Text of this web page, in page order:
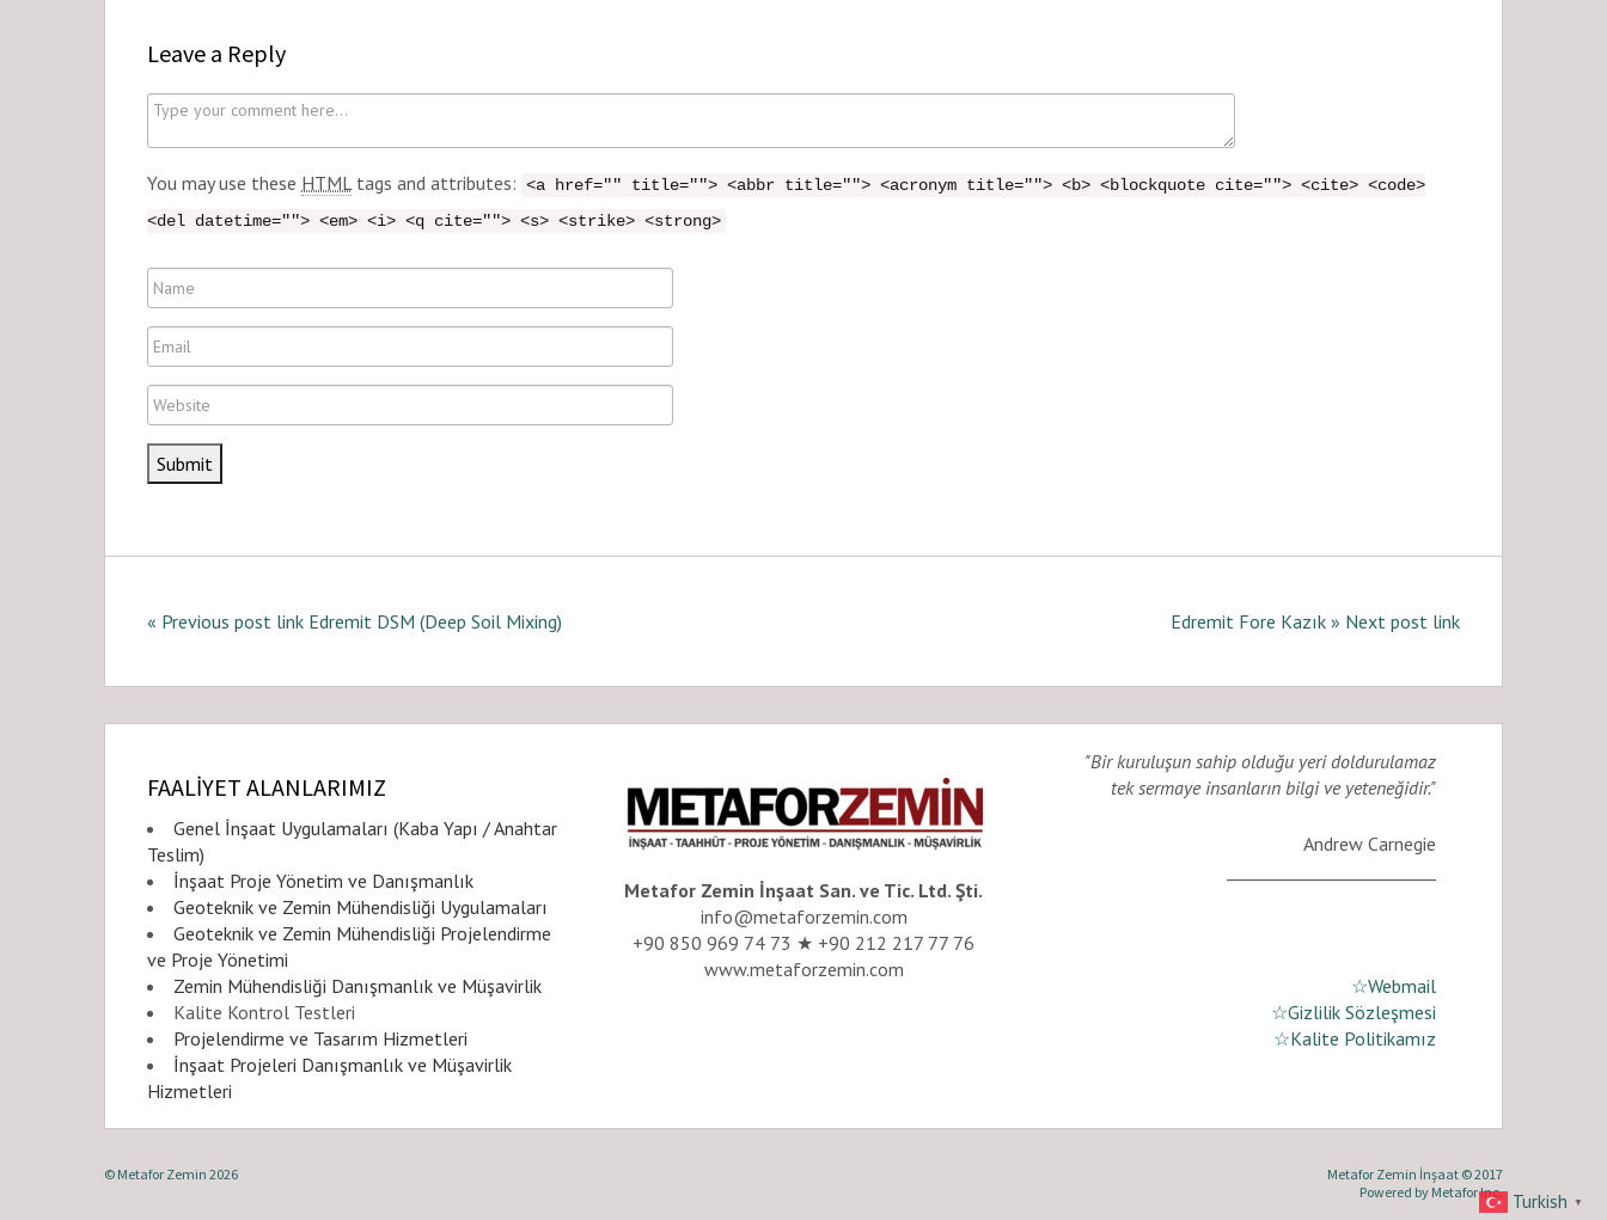
Leave a Reply
You may use these HTMLtags and attributes: <a href="" title=""> <abbr title=""> <acronym title=""> <b> <blockquote cite=""> <cite> <code>
<del datetime=""> <em> <i> <q cite=""> <s> <strike> <strong>
« Previous post link Edremit DSM (Deep Soil Mixing)
Edremit Fore Kazık » Next post link
FAALİYET ALANLARIMIZ
Genel İnşaat Uygulamaları (Kaba Yapı / Anahtar
Teslim)
İnşaat Proje Yönetim ve Danışmanlık
Geoteknik ve Zemin Mühendisliği Uygulamaları
Geoteknik ve Zemin Mühendisliği Projelendirme
ve Proje Yönetimi
Zemin Mühendisliği Danışmanlık ve Müşavirlik
Kalite Kontrol Testleri
Projelendirme ve Tasarım Hizmetleri
İnşaat Projeleri Danışmanlık ve Müşavirlik
Hizmetleri
Metafor Zemin İnşaat San. ve Tic. Ltd. Şti.
info@metaforzemin.com
+90 850 969 74 73 ★ +90 212 217 77 76
www.metaforzemin.com
"Bir kuruluşun sahip olduğu yeri doldurulamaz
tek sermaye insanların bilgi ve yeteneğidir."
Andrew Carnegie
☆Webmail
☆Gizlilik Sözleşmesi
☆Kalite Politikamız
© Metafor Zemin 2026
Metafor Zemin İnşaat © 2017
Powered by Metafor Inc. Turkish ▼